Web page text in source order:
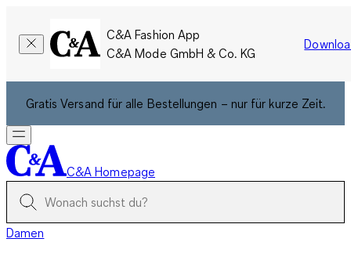
C&A Fashion App
C&A Mode GmbH & Co. KG
Gratis Versand für alle Bestellungen – nur für kurze Zeit.
C&A Homepage
Damen